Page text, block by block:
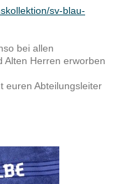
sv-blau-
bei allen
Alten Herren erworben
euren Abteilungsleiter